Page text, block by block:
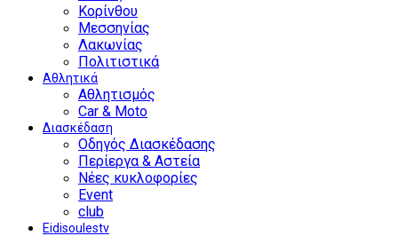
Κορίνθου
Μεσσηνίας
Λακωνίας
Πολιτιστικά
Αθλητικά
Αθλητισμός
Car & Moto
Διασκέδαση
Οδηγός Διασκέδασης
Περίεργα & Αστεία
Νέες κυκλοφορίες
Event
club
Eidisoulestv